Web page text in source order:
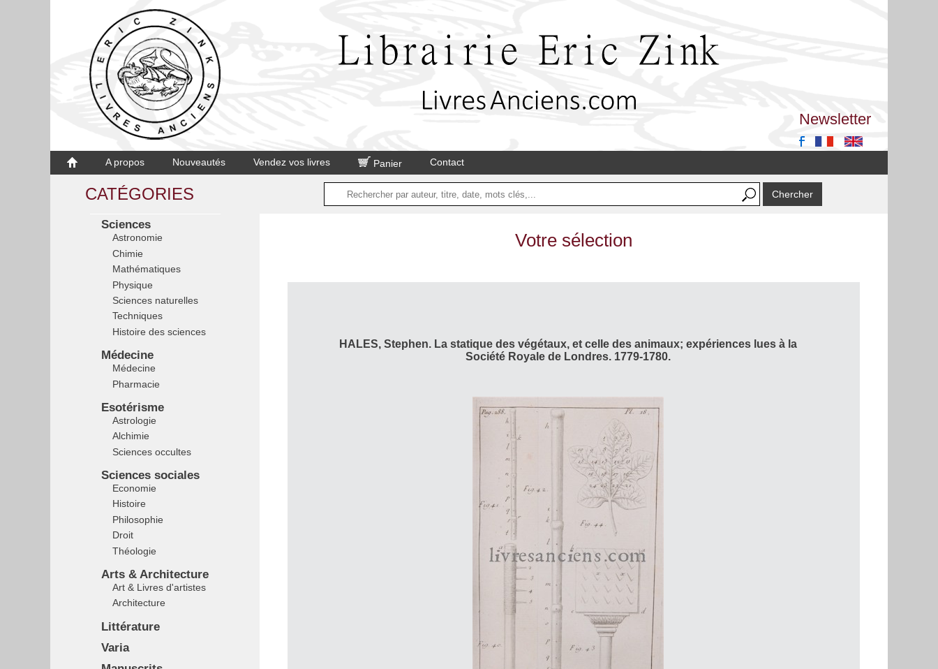
Newsletter
A propos Nouveautés Vendez vos livres Panier Contact
CATÉGORIES
Sciences
Astronomie
Chimie
Mathématiques
Physique
Sciences naturelles
Techniques
Histoire des sciences
Médecine
Médecine
Pharmacie
Esotérisme
Astrologie
Alchimie
Sciences occultes
Sciences sociales
Economie
Histoire
Philosophie
Droit
Théologie
Arts & Architecture
Art & Livres d'artistes
Architecture
Littérature
Varia
Votre sélection
HALES, Stephen. La statique des végétaux, et celle des animaux; expériences lues à la
Société Royale de Londres. 1779-1780.